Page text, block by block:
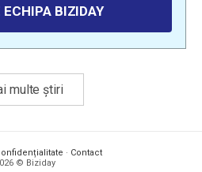
ECHIPA BIZIDAY
multe știri
· Contact
© Biziday